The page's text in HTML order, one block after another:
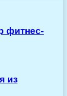
фитнес-
из